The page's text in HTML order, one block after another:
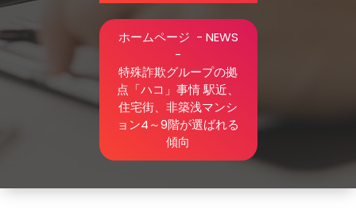
ホームページ - NEWS
-
特殊詐欺グループの拠
点「ハコ」事情 駅近、
住宅街、非築浅マンシ
ョン4～9階が選ばれる
傾向